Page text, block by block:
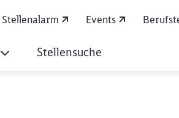
Stellenalarm Events
Stellensuche